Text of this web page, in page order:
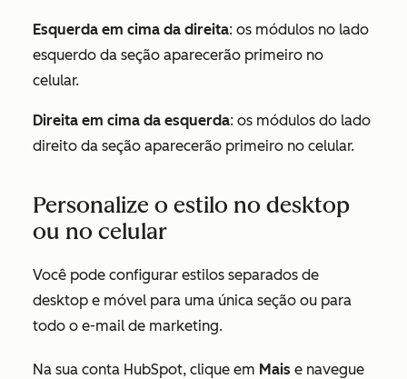
Esquerda em cima da direita: os módulos no lado
esquerdo da seção aparecerão primeiro no
celular.
Direita em cima da esquerda: os módulos do lado
direito da seção aparecerão primeiro no celular.
Personalize o estilo no desktop
ou no celular
Você pode configurar estilos separados de
desktop e móvel para uma única seção ou para
todo o e-mail de marketing.
Na sua conta HubSpot, clique em Mais e navegue